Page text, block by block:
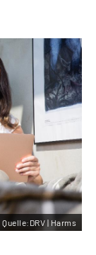
Quelle:DRV | Harms